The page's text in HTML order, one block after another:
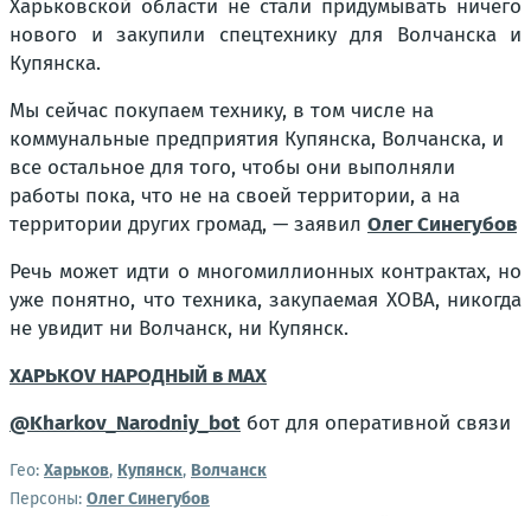
Харьковской области не стали придумывать ничего
нового и закупили спецтехнику для Волчанска и
Купянска.
Мы сейчас покупаем технику, в том числе на
коммунальные предприятия Купянска, Волчанска, и
все остальное для того, чтобы они выполняли
работы пока, что не на своей территории, а на
территории других громад, — заявил Олег Синегубов
Речь может идти о многомиллионных контрактах, но
уже понятно, что техника, закупаемая ХОВА, никогда
не увидит ни Волчанск, ни Купянск.
ХАРЬКОV НАРОДНЫЙ в MAX
@Kharkov_Narodniy_bot бот для оперативной связи
Гео: Харьков, Купянск, Волчанск
Персоны: Олег Синегубов